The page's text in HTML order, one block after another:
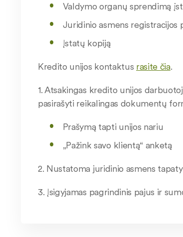
Valdymo organų sprendimą
Juridinio asmens registracijos
Įstatų kopiją
Kredito unijos kontaktus rasite čia.
1. Atsakingas kredito unijos
pasirašyti reikalingas dokumentų
Prašymą tapti unijos nariu
„Pažink savo klientą“ anketą
2. Nustatoma juridinio asmens
3. Įsigyjamas pagrindinis pajus ir